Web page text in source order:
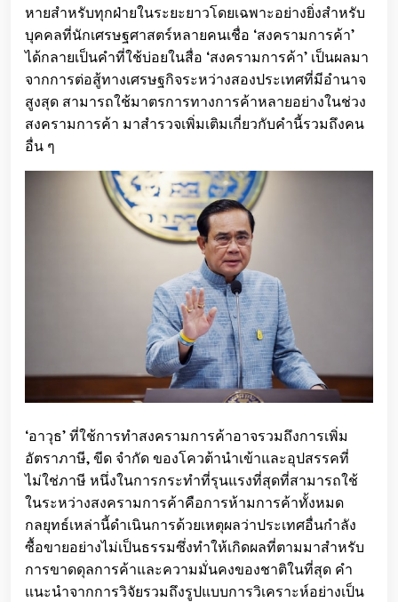
หายสำหรับทุกฝ่ายในระยะยาวโดยเฉพาะอย่างยิ่งสำหรับ
บุคคลที่นักเศรษฐศาสตร์หลายคนเชื่อ ‘สงครามการค้า’
ได้กลายเป็นคำที่ใช้บ่อยในสื่อ ‘สงครามการค้า’ เป็นผลมา
จากการต่อสู้ทางเศรษฐกิจระหว่างสองประเทศที่มีอำนาจ
สูงสุด สามารถใช้มาตรการทางการค้าหลายอย่างในช่วง
สงครามการค้า มาสำรวจเพิ่มเติมเกี่ยวกับคำนี้รวมถึงคน
อื่น ๆ
‘อาวุธ’ ที่ใช้การทำสงครามการค้าอาจรวมถึงการเพิ่ม
อัตราภาษี, ขีด จำกัด ของโควต้านำเข้าและอุปสรรคที่
ไม่ใช่ภาษี หนึ่งในการกระทำที่รุนแรงที่สุดที่สามารถใช้
ในระหว่างสงครามการค้าคือการห้ามการค้าทั้งหมด
กลยุทธ์เหล่านี้ดำเนินการด้วยเหตุผลว่าประเทศอื่นกำลัง
ซื้อขายอย่างไม่เป็นธรรมซึ่งทำให้เกิดผลที่ตามมาสำหรับ
การขาดดุลการค้าและความมั่นคงของชาติในที่สุด คำ
แนะนำจากการวิจัยรวมถึงรูปแบบการวิเคราะห์อย่างเป็น